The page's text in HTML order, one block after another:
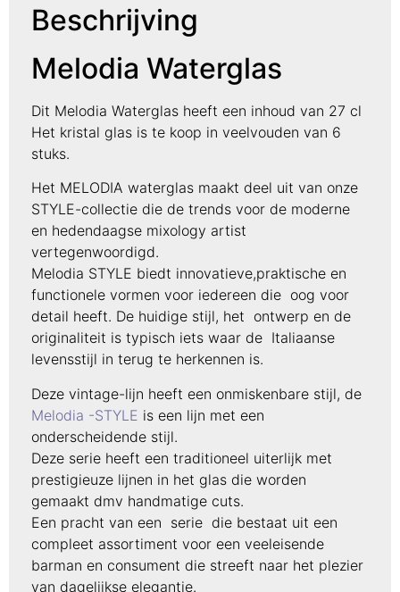
Beschrijving
Melodia Waterglas
Dit Melodia Waterglas heeft een inhoud van 27 cl
Het kristal glas is te koop in veelvouden van 6
stuks.
Het MELODIA waterglas maakt deel uit van onze
STYLE-collectie die de trends voor de moderne
en hedendaagse mixology artist
vertegenwoordigd.
Melodia STYLE biedt innovatieve,praktische en
functionele vormen voor iedereen die oog voor
detail heeft. De huidige stijl, het ontwerp en de
originaliteit is typisch iets waar de Italiaanse
levensstijl in terug te herkennen is.
Deze vintage-lijn heeft een onmiskenbare stijl, de
Melodia -STYLE is een lijn met een
onderscheidende stijl.
Deze serie heeft een traditioneel uiterlijk met
prestigieuze lijnen in het glas die worden
gemaakt dmv handmatige cuts.
Een pracht van een serie die bestaat uit een
compleet assortiment voor een veeleisende
barman en consument die streeft naar het plezier
van dagelijkse elegantie.